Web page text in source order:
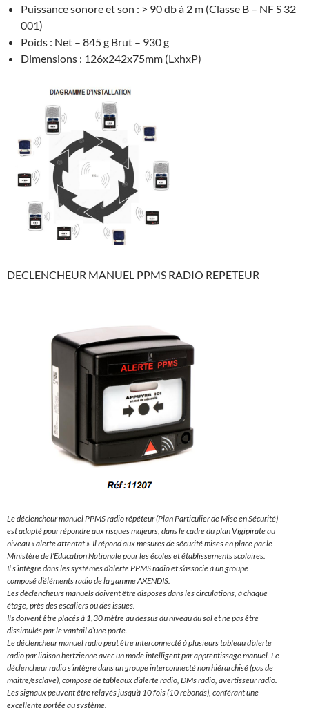
Puissance sonore et son : > 90 db à 2 m (Classe B – NF S 32
001)
Poids : Net – 845 g Brut – 930 g
Dimensions : 126x242x75mm (LxhxP)
DECLENCHEUR MANUEL PPMS RADIO REPETEUR
Le déclencheur manuel PPMS radio répéteur (Plan Particulier de Mise en Sécurité)
est adapté pour répondre aux risques majeurs, dans le cadre du plan Vigipirate au
niveau « alerte attentat ». Il répond aux mesures de sécurité mises en place par le
Ministère de l’Education Nationale pour les écoles et établissements scolaires.
Il s’intègre dans les systèmes d’alerte PPMS radio et s’associe à un groupe
composé d’éléments radio de la gamme AXENDIS.
Les déclencheurs manuels doivent être disposés dans les circulations, à chaque
étage, près des escaliers ou des issues.
Ils doivent être placés à 1,30 mètre au dessus du niveau du sol et ne pas être
dissimulés par le vantail d’une porte.
Le déclencheur manuel radio peut être interconnecté à plusieurs tableau d’alerte
radio par liaison hertzienne avec un mode intelligent par apprentissage manuel. Le
déclencheur radio s’intègre dans un groupe interconnecté non hiérarchisé (pas de
maitre/esclave), composé de tableaux d’alerte radio, DMs radio, avertisseur radio.
Les signaux peuvent être relayés jusqu’à 10 fois (10 rebonds), conférant une
excellente portée au système.